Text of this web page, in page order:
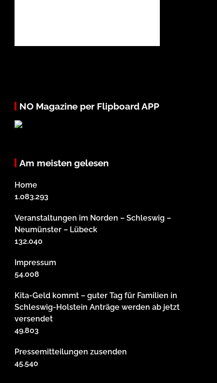
NO Magazine per Flipboard APP
Am meisten gelesen
Home
1.083.293
Veranstaltungen im Norden – Schleswig –
Neumünster – Lübeck
132.040
Impressum
54.008
Kita-Geld kommt – guter Tag für Familien in
Schleswig-Holstein Anträge werden ab jetzt
versendet
49.803
Pressemitteilungen zusenden
45.540